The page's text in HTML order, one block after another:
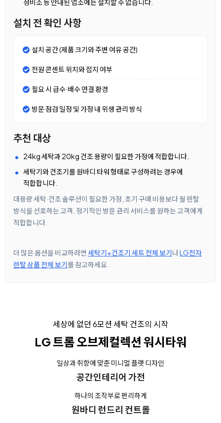
정비소 등 안내된 업소에는 설치할 수 없습니다.
설치 전 확인 사항
설치 공간 (제품 크기와 주변 여유 공간)
전원 콘센트 위치와 접지 여부
필요 시 급수·배수 연결 환경
방문 점검 일정 및 가정 내 위생 관리 방식
추천 대상
24kg 세탁과 20kg 건조 용량이 필요한 가정에 적합합니다.
세탁기와 건조기를 원바디 타워 형태로 구성하려는 경우에
적합합니다.
대용량 세탁·건조 솔루션이 필요한 가정, 초기 구매 비용보다 월 렌탈
방식을 선호하는 고객, 정기적인 방문 관리 서비스를 원하는 고객에게
적합합니다.
더 많은 옵션을 비교하려면 세탁기+건조기 세트 전체 보기나LG전자
렌탈 상품 전체 보기를 참고하세요.
세상에 없던 6모션 세탁 건조의 시작
LG 트롬 오브제컬렉션 워시타워
일상과 취향에 맞춘 미니멀 플랫 디자인
공간인테리어 가전
하나의 조작부로 편리하게
원바디 런드리 컨트롤